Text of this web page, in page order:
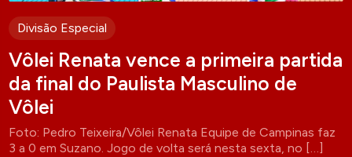
Divisão Especial
Vôlei Renata vence a primeira partida
da final do Paulista Masculino de
Vôlei
Foto: Pedro Teixeira/Vôlei Renata Equipe de Campinas faz
3 a 0 em Suzano. Jogo de volta será nesta sexta, no […]